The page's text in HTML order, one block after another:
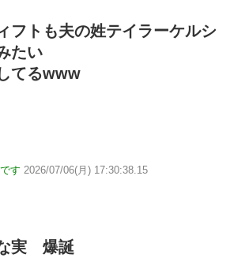
フトも夫の姓テイラーケルシ
たい
てるwww
す 2026/07/06(月) 17:30:38.15
実 爆誕